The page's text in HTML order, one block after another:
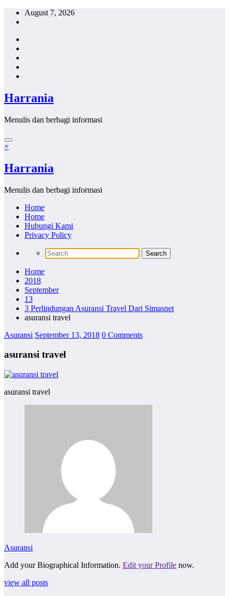
Skip
August 7, 2026
Harrania
Menulis dan berbagi informasi
×
Harrania
Menulis dan berbagi informasi
Home
Home
Hubungi Kami
Privacy Policy
Home
2018
September
13
3 Perlindungan Asuransi Travel Dari Simasnet
asuransi travel
Asuransi September 13, 2018 0 Comments
asuransi travel
asuransi travel
Asuransi
Add your Biographical Information. Edit your Profile now.
view all posts